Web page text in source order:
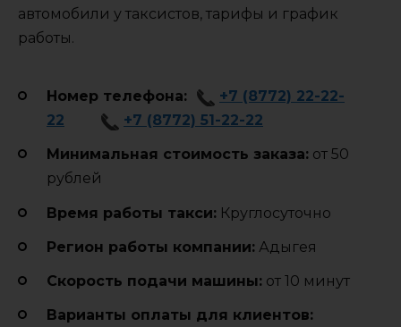
автомобили у таксистов, тарифы и график
работы.
Номер телефона:
+7 (8772) 22-22-
22
+7 (8772) 51-22-22
Минимальная стоимость заказа: от 50
рублей
Время работы такси: Круглосуточно
Регион работы компании: Адыгея
Cкорость подачи машины: от 10 минут
Варианты оплаты для клиентов: